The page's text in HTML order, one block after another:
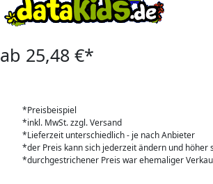
ab 25,48 €*
*Preisbeispiel
*inkl. MwSt. zzgl. Versand
*Lieferzeit unterschiedlich - je nach Anbieter
*der Preis kann sich jederzeit ändern und höher
*durchgestrichener Preis war ehemaliger